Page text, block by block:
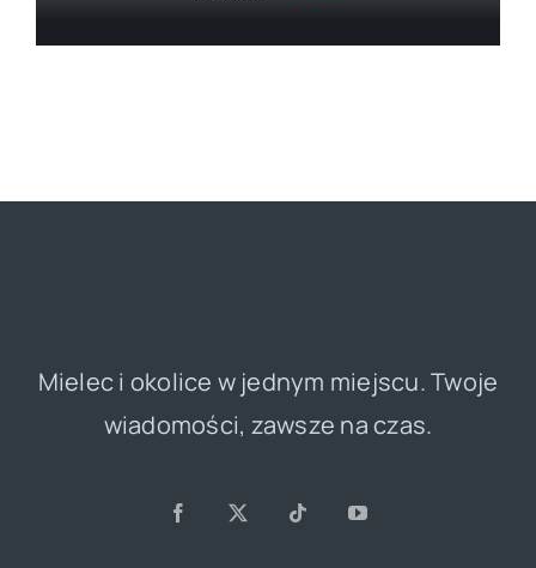
Mielec i okolice w jednym miejscu. Twoje
wiadomości, zawsze na czas.